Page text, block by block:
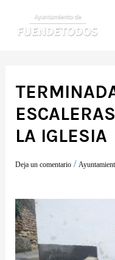
LA IGLESIA
Deja un comentario /